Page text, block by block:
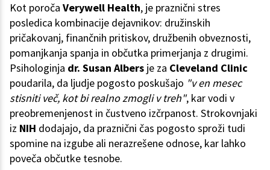
Kot poroča Verywell Health, je praznični stres
posledica kombinacije dejavnikov: družinskih
pričakovanj, finančnih pritiskov, družbenih obveznosti,
pomanjkanja spanja in občutka primerjanja z drugimi.
Psihologinja dr. Susan Albers je za Cleveland Clinic
poudarila, da ljudje pogosto poskušajo "v en mesec
stisniti več, kot bi realno zmogli v treh", kar vodi v
preobremenjenost in čustveno izčrpanost. Strokovnjaki
iz NIH dodajajo, da praznični čas pogosto sproži tudi
spomine na izgube ali nerazrešene odnose, kar lahko
poveča občutke tesnobe.